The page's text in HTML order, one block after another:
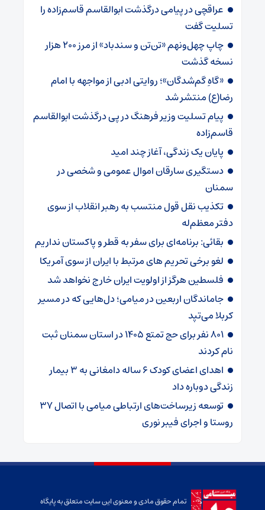
عراقچی در پیامی درگذشت ابوالقاسم قاسم‌زاده را
تسلیت گفت
چاپ چهل‌ونهم «تن‌تن و سندباد» از مرز ۲۰۰ هزار
نسخه گذشت
«گاهِ گم‌شدگان»؛ روایتی ادبی از مواجهه با امام
رضا(ع) منتشر شد
پیام تسلیت وزیر فرهنگ در پی درگذشت ابوالقاسم
قاسم‌زاده
پایان یک زندگی، آغاز چند امید
دستگیری سارقان اموال عمومی و شخصی در
سمنان
تکذیب نقل قول منتسب به رهبر انقلاب از سوی
دفتر معظم‌له
بقائی: برنامه‌ای برای سفر به قطر و پاکستان نداریم
لغو برخی تحریم های مرتبط با ایران از سوی آمریکا
فلسطین هرگز از اولویت ایران خارج نخواهد شد
جاماندگان اربعین در میامی؛ دل‌هایی که در مسیر
کربلا می‌تپد
۸۰۱ نفر برای حج تمتع ۱۴۰۵ در استان سمنان ثبت
نام کردند
اهدای اعضای کودک ۶ ساله دامغانی به ۳ بیمار
زندگی دوباره داد
توسعه زیرساخت‌های ارتباطی میامی با اتصال ۳۷
روستا و اجرای فیبر نوری
تمام حقوق مادی و معنوی این سایت متعلق به پایگاه